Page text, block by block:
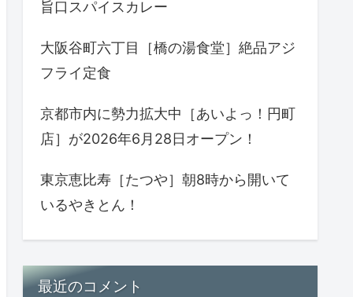
旨口スパイスカレー
大阪谷町六丁目［橋の湯食堂］絶品アジ
フライ定食
京都市内に勢力拡大中［あいよっ！円町
店］が2026年6月28日オープン！
東京恵比寿［たつや］朝8時から開いて
いるやきとん！
最近のコメント